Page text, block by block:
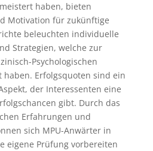
haben, bieten
Motivation für zukünftige
beleuchten individuelle
Strategien, welche zur
Psychologischen
Erfolgsquoten sind ein
der Interessenten eine
gibt. Durch das
Erfahrungen und
sich MPU-Anwärter in
eigene Prüfung vorbereiten